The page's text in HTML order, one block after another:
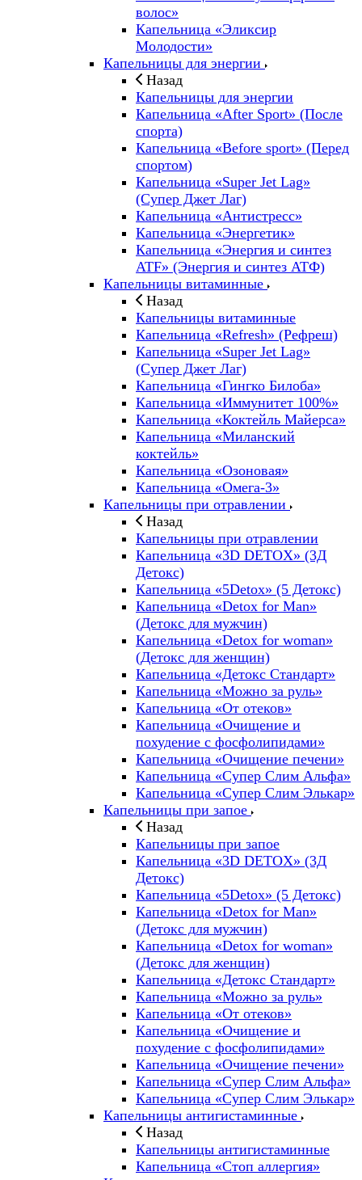
волос»
Капельница «Эликсир
Молодости»
Капельницы для энергии
Назад
Капельницы для энергии
Капельница «After Sport» (После
спорта)
Капельница «Before sport» (Перед
спортом)
Капельница «Super Jet Lag»
(Супер Джет Лаг)
Капельница «Антистресс»
Капельница «Энергетик»
Капельница «Энергия и синтез
ATF» (Энергия и синтез АТФ)
Капельницы витаминные
Назад
Капельницы витаминные
Капельница «Refresh» (Рефреш)
Капельница «Super Jet Lag»
(Супер Джет Лаг)
Капельница «Гингко Билоба»
Капельница «Иммунитет 100%»
Капельница «Коктейль Майерса»
Капельница «Миланский
коктейль»
Капельница «Озоновая»
Капельница «Омега-3»
Капельницы при отравлении
Назад
Капельницы при отравлении
Капельница «3D DETOX» (3Д
Детокс)
Капельница «5Detox» (5 Детокс)
Капельница «Detox for Man»
(Детокс для мужчин)
Капельница «Detox for woman»
(Детокс для женщин)
Капельница «Детокс Стандарт»
Капельница «Можно за руль»
Капельница «От отеков»
Капельница «Очищение и
похудение с фосфолипидами»
Капельница «Очищение печени»
Капельница «Супер Слим Альфа»
Капельница «Супер Слим Элькар»
Капельницы при запое
Назад
Капельницы при запое
Капельница «3D DETOX» (3Д
Детокс)
Капельница «5Detox» (5 Детокс)
Капельница «Detox for Man»
(Детокс для мужчин)
Капельница «Detox for woman»
(Детокс для женщин)
Капельница «Детокс Стандарт»
Капельница «Можно за руль»
Капельница «От отеков»
Капельница «Очищение и
похудение с фосфолипидами»
Капельница «Очищение печени»
Капельница «Супер Слим Альфа»
Капельница «Супер Слим Элькар»
Капельницы антигистаминные
Назад
Капельницы антигистаминные
Капельница «Стоп аллергия»